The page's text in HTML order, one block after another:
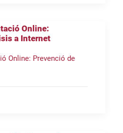
Online:
a Internet
Online: Prevenció de